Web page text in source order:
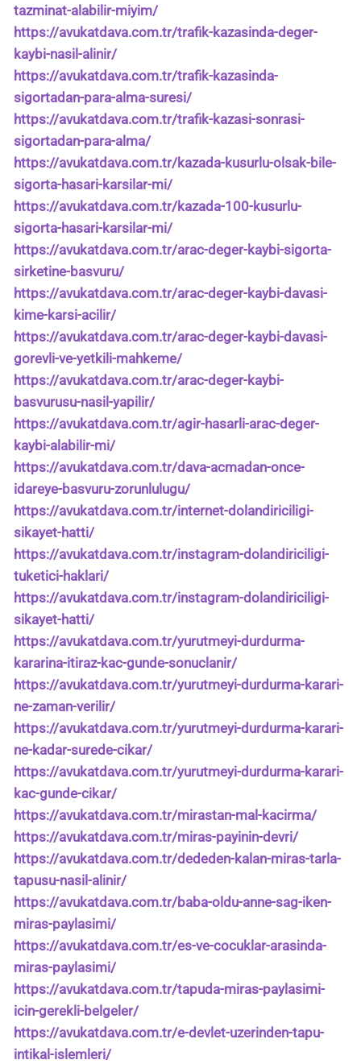
tazminat-alabilir-miyim/
https://avukatdava.com.tr/trafik-kazasinda-deger-
kaybi-nasil-alinir/
https://avukatdava.com.tr/trafik-kazasinda-
sigortadan-para-alma-suresi/
https://avukatdava.com.tr/trafik-kazasi-sonrasi-
sigortadan-para-alma/
https://avukatdava.com.tr/kazada-kusurlu-olsak-bile-
sigorta-hasari-karsilar-mi/
https://avukatdava.com.tr/kazada-100-kusurlu-
sigorta-hasari-karsilar-mi/
https://avukatdava.com.tr/arac-deger-kaybi-sigorta-
sirketine-basvuru/
https://avukatdava.com.tr/arac-deger-kaybi-davasi-
kime-karsi-acilir/
https://avukatdava.com.tr/arac-deger-kaybi-davasi-
gorevli-ve-yetkili-mahkeme/
https://avukatdava.com.tr/arac-deger-kaybi-
basvurusu-nasil-yapilir/
https://avukatdava.com.tr/agir-hasarli-arac-deger-
kaybi-alabilir-mi/
https://avukatdava.com.tr/dava-acmadan-once-
idareye-basvuru-zorunlulugu/
https://avukatdava.com.tr/internet-dolandiriciligi-
sikayet-hatti/
https://avukatdava.com.tr/instagram-dolandiriciligi-
tuketici-haklari/
https://avukatdava.com.tr/instagram-dolandiriciligi-
sikayet-hatti/
https://avukatdava.com.tr/yurutmeyi-durdurma-
kararina-itiraz-kac-gunde-sonuclanir/
https://avukatdava.com.tr/yurutmeyi-durdurma-karari-
ne-zaman-verilir/
https://avukatdava.com.tr/yurutmeyi-durdurma-karari-
ne-kadar-surede-cikar/
https://avukatdava.com.tr/yurutmeyi-durdurma-karari-
kac-gunde-cikar/
https://avukatdava.com.tr/mirastan-mal-kacirma/
https://avukatdava.com.tr/miras-payinin-devri/
https://avukatdava.com.tr/dededen-kalan-miras-tarla-
tapusu-nasil-alinir/
https://avukatdava.com.tr/baba-oldu-anne-sag-iken-
miras-paylasimi/
https://avukatdava.com.tr/es-ve-cocuklar-arasinda-
miras-paylasimi/
https://avukatdava.com.tr/tapuda-miras-paylasimi-
icin-gerekli-belgeler/
https://avukatdava.com.tr/e-devlet-uzerinden-tapu-
intikal-islemleri/